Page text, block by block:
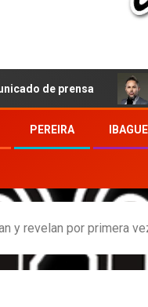
PEREIRA IBAGUE
y revelan por primera